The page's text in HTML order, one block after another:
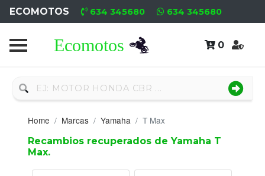
ECOMOTOS 634 345680 634 345680
0
Home
Nuevo
Neumáticos
Campa
Home Marcas Yamaha T Max
Recambios recuperados de Yamaha T
Max.